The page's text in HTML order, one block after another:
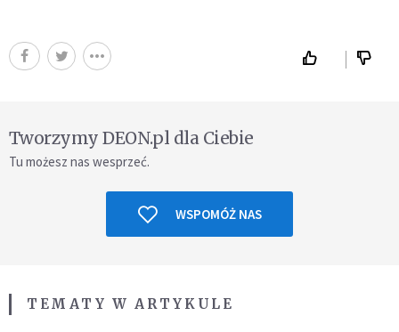
Tworzymy DEON.pl dla Ciebie
Tu możesz nas wesprzeć.
WSPOMÓŻ NAS
TEMATY W ARTYKULE